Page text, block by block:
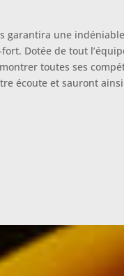
garantira une
Dotée de tout
toutes ses
écoute et sauront